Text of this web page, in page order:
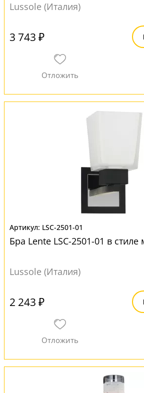
Lussole (Италия)
3 743 ₽
LSC-2501-01
Бра Lente LSC-2501-01 в стиле
Lussole (Италия)
2 243 ₽